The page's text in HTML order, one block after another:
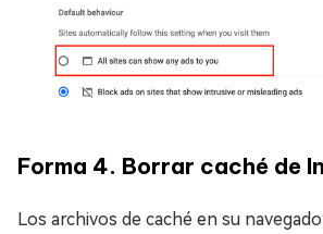
Forma 4. Borrar caché de
Los archivos de caché en su